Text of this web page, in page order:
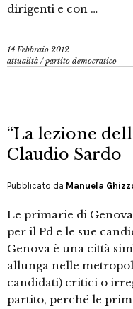
dirigenti e con …
14 Febbraio 2012
attualità /partito democratico
“La lezione
Claudio Sardo
Pubblicato da Manuela
Le primarie di
per il Pd e le sue
Genova è una città
allunga nelle
candidati) critici o
partito, perché le